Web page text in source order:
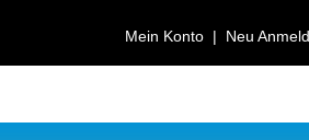
Mein Konto | Neu